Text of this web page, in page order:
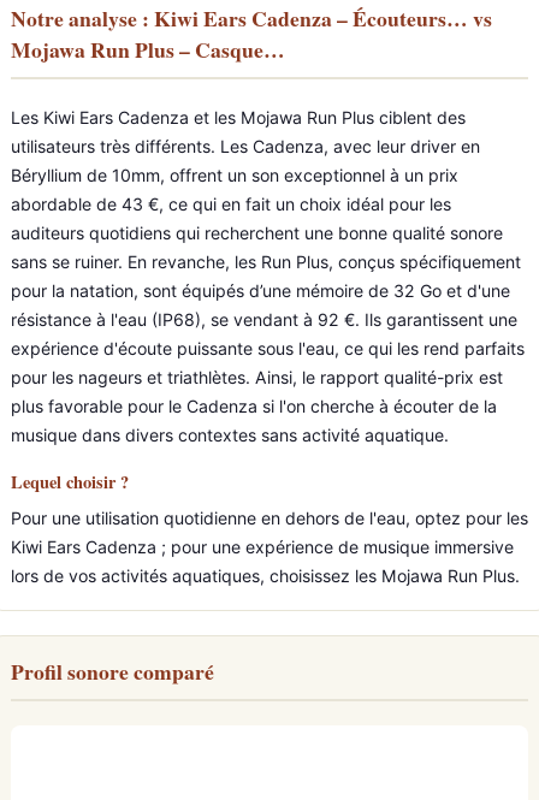
Notre analyse : Kiwi Ears Cadenza – Écouteurs… vs
Mojawa Run Plus – Casque…
Les Kiwi Ears Cadenza et les Mojawa Run Plus ciblent des
utilisateurs très différents. Les Cadenza, avec leur driver en
Béryllium de 10mm, offrent un son exceptionnel à un prix
abordable de 43 €, ce qui en fait un choix idéal pour les
auditeurs quotidiens qui recherchent une bonne qualité sonore
sans se ruiner. En revanche, les Run Plus, conçus spécifiquement
pour la natation, sont équipés d’une mémoire de 32 Go et d'une
résistance à l'eau (IP68), se vendant à 92 €. Ils garantissent une
expérience d'écoute puissante sous l'eau, ce qui les rend parfaits
pour les nageurs et triathlètes. Ainsi, le rapport qualité-prix est
plus favorable pour le Cadenza si l'on cherche à écouter de la
musique dans divers contextes sans activité aquatique.
Lequel choisir ?
Pour une utilisation quotidienne en dehors de l'eau, optez pour les
Kiwi Ears Cadenza ; pour une expérience de musique immersive
lors de vos activités aquatiques, choisissez les Mojawa Run Plus.
Profil sonore comparé